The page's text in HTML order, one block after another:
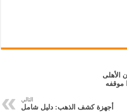
الأهلى
موقفه
التالي
أجهزة كشف الذهب: دليل شامل